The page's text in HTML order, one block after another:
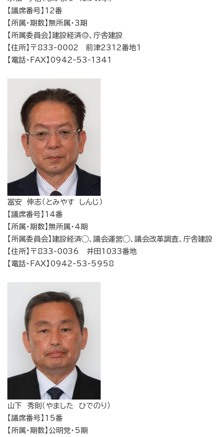
【議席番号】12番
【所属・期数】無所属・3期
【所属委員会】建設経済◎、庁舎建設
【住所】〒833-0002 前津2312番地1
【電話・FAX】0942-53-1341
冨安 伸志（とみやす しんじ）
【議席番号】14番
【所属・期数】無所属・4期
【所属委員会】建設経済◯、議会運営◯、議会改革調査、庁舎建設
【住所】〒833-0036 井田1033番地
【電話・FAX】0942-53-5958
山下 秀則（やました ひでのり）
【議席番号】15番
【所属・期数】公明党・5期